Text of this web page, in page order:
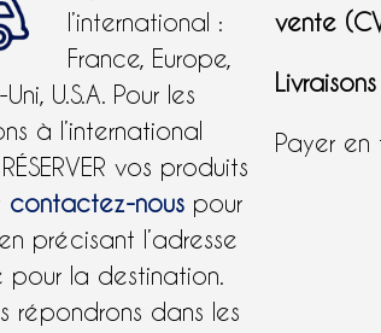
l’international :
France, Europe,
U.S.A. Pour les
à l’international
vos produits
contactez-nous pour
précisant l’adresse
pour la destination.
répondrons dans les
vente
Livraisons
Payer